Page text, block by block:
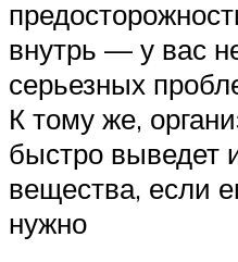
внутрь — у вас
серьезных
К тому же,
быстро выведет
вещества, если
нужно